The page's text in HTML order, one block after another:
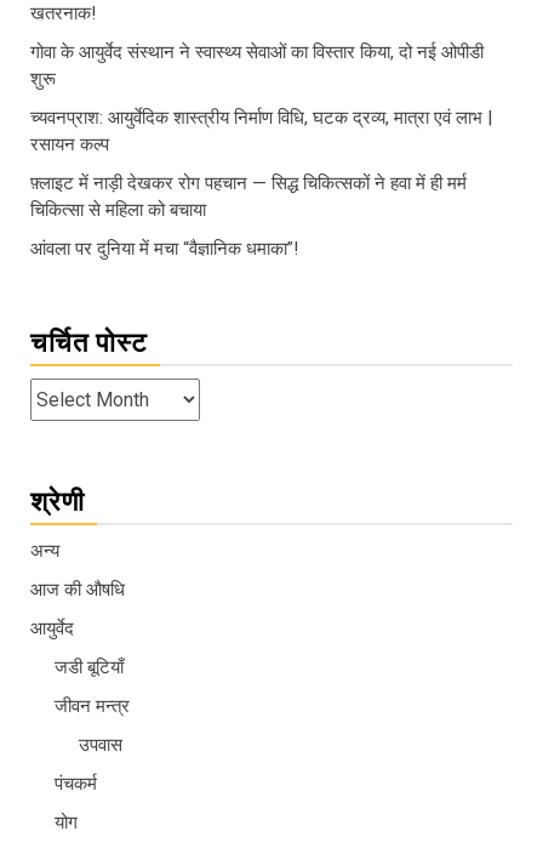
खतरनाक!
गोवा के आयुर्वेद संस्थान ने स्वास्थ्य सेवाओं का विस्तार किया, दो नई ओपीडी
शुरू
च्यवनप्राश: आयुर्वेदिक शास्त्रीय निर्माण विधि, घटक द्रव्य, मात्रा एवं लाभ |
रसायन कल्प
फ़्लाइट में नाड़ी देखकर रोग पहचान — सिद्ध चिकित्सकों ने हवा में ही मर्म
चिकित्सा से महिला को बचाया
आंवला पर दुनिया में मचा “वैज्ञानिक धमाका”!
चर्चित पोस्ट
श्रेणी
अन्य
आज की औषधि
आयुर्वेद
जडी बूटियाँ
जीवन मन्त्र
उपवास
पंचकर्म
योग